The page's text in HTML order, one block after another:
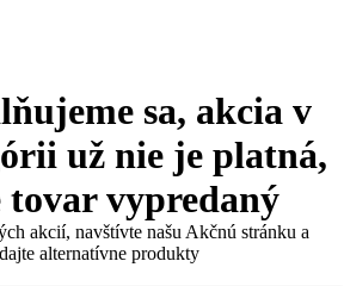
sa, akcia v
už nie je platná,
tovar vypredaný
akcií, navštívte našu Akčnú stránku a
alternatívne produkty